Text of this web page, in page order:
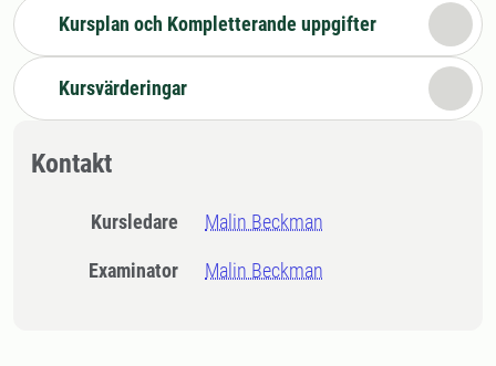
Kursplan och Kompletterande uppgifter
Kursvärderingar
Kontakt
Kursledare Malin Beckman
Examinator Malin Beckman